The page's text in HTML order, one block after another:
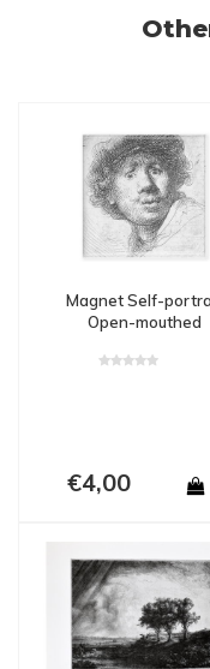
Magnet Self-
Open-mouthed
€4,00